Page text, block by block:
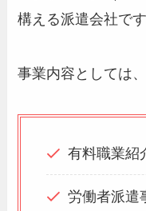
構える派遣会社で
事業内容としては、
有料職業紹
労働者派遣